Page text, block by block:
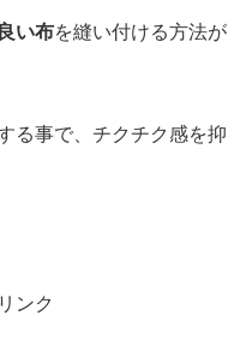
い布を縫い付ける方法が
る事で、チクチク感を抑
ンク